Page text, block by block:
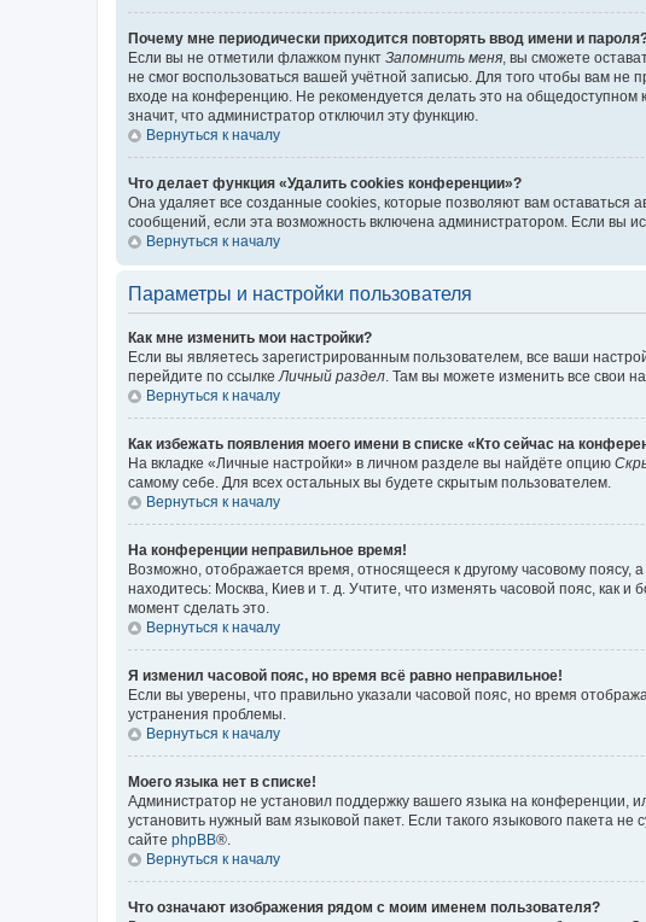
Почему мне периодически приходится повторять ввод имени и
Если вы не отметили флажком пункт Запомнить меня, вы сможете
не смог воспользоваться вашей учётной записью. Для того чтобы вам
входе на конференцию. Не рекомендуется делать это на общедоступном
значит, что администратор отключил эту функцию.
Вернуться к началу
Что делает функция «Удалить cookies конференции»?
Она удаляет все созданные cookies, которые позволяют вам оставаться
сообщений, если эта возможность включена администратором. Если вы
Вернуться к началу
Параметры и настройки пользователя
Как мне изменить мои настройки?
Если вы являетесь зарегистрированным пользователем, все ваши
перейдите по ссылкеЛичный раздел. Там вы можете изменить все свои
Вернуться к началу
Как избежать появления моего имени в списке «Кто сейчас на
На вкладке «Личные настройки» в личном разделе вы найдёте опцию
самому себе. Для всех остальных вы будете скрытым пользователем.
Вернуться к началу
На конференции неправильное время!
Возможно, отображается время, относящееся к другому часовому поясу,
находитесь: Москва, Киев и т. д. Учтите, что изменять часовой пояс, как
момент сделать это.
Вернуться к началу
Я изменил часовой пояс, но время всё равно неправильное!
Если вы уверены, что правильно указали часовой пояс, но время
устранения проблемы.
Вернуться к началу
Моего языка нет в списке!
Администратор не установил поддержку вашего языка на конференции,
установить нужный вам языковой пакет. Если такого языкового пакета
сайте phpBB®.
Вернуться к началу
Что означают изображения рядом с моим именем пользователя?